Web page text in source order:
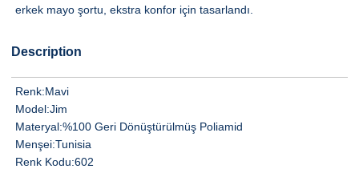
erkek mayo şortu, ekstra konfor için tasarlandı.
Description
Renk:Mavi
Model:Jim
Materyal:%100 Geri Dönüştürülmüş Poliamid
Menşei:Tunisia
Renk Kodu:602